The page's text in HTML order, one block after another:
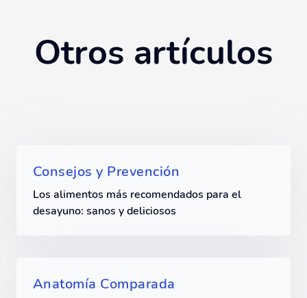
Otros artículos
Consejos y Prevención
Los alimentos más recomendados para el
desayuno: sanos y deliciosos
Anatomía Comparada